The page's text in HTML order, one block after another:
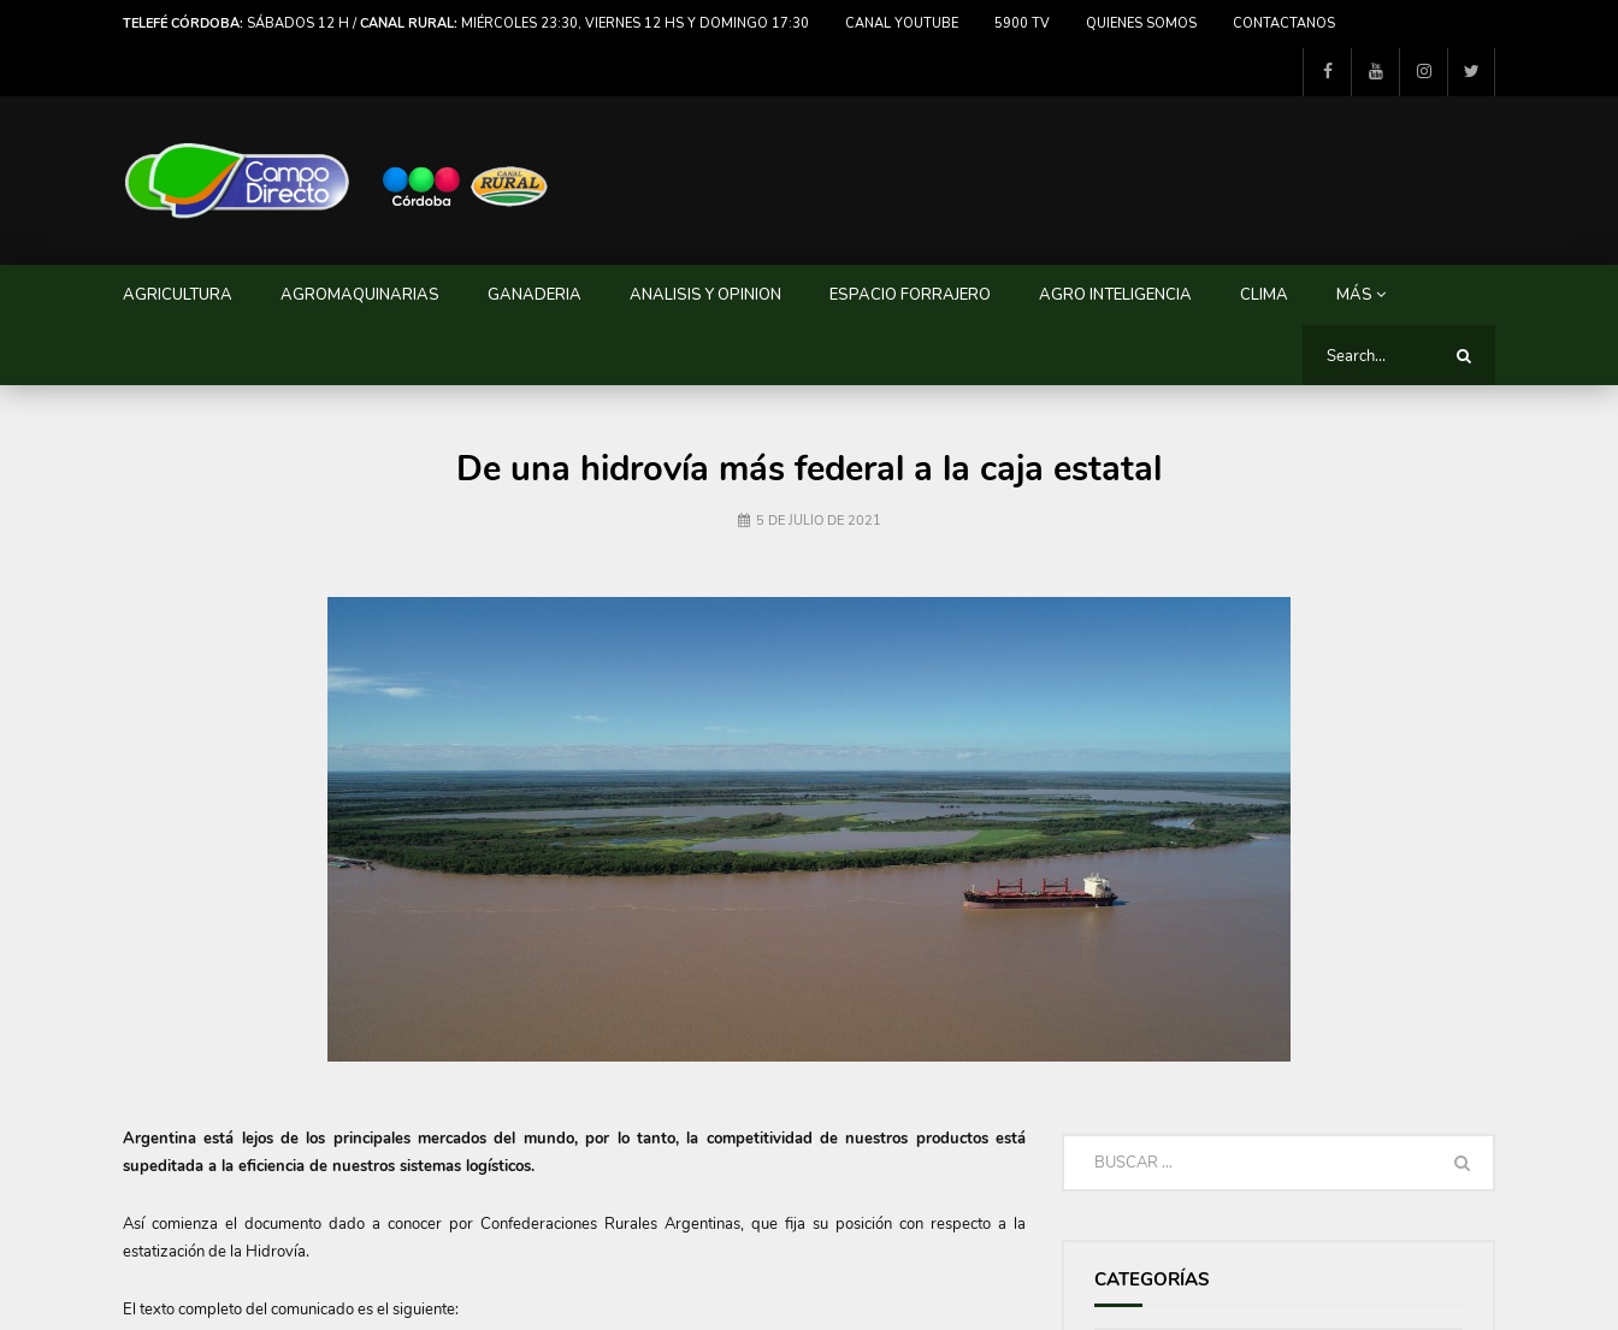
TELEFÉ CÓRDOBA: SÁBADOS 12 H /CANAL RURAL: MIÉRCOLES 23:30, VIERNES 12 HS Y DOMINGO 17:30 CANAL YOUTUBE 5900 TV QUIENES SOMOS CONTACTANOS
AGRICULTURA AGROMAQUINARIAS GANADERIA ANALISIS Y OPINION ESPACIO FORRAJERO AGRO INTELIGENCIA CLIMA MÁS
De una hidrovía más federal a la caja estatal
5 DE JULIO DE 2021
Argentina está lejos de los principales mercados del mundo, por lo tanto, la competitividad de nuestros productos está
supeditada a la eficiencia de nuestros sistemas logísticos.
Así comienza el documento dado a conocer por Confederaciones Rurales Argentinas, que fija su posición con respecto a la
estatización de la Hidrovía.
El texto completo del comunicado es el siguiente:
CATEGORÍAS